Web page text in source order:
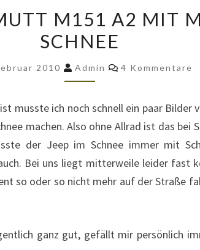
FORD
MUTT
A2
MERDC
IM
SCHNEE
M151 A2 MIT
SCHNEE
2010 Admin Kommentare
4 Kommentare
musste ich noch schnell ein paar
machen. Also ohne Allrad ist das bei
der Jeep im Schnee immer mit
Bei uns liegt mitterweile leider fast
so oder so nicht mehr auf der Straße
ganz gut, gefällt mir persönlich